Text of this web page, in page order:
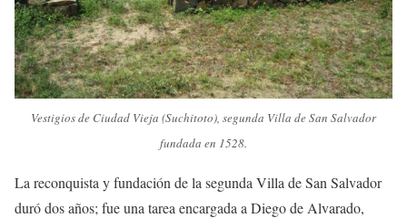
Vestigios de Ciudad Vieja (Suchitoto), segunda Villa de San Salvador
fundada en 1528.
La reconquista y fundación de la segunda Villa de San Salvador
duró dos años; fue una tarea encargada a Diego de Alvarado,